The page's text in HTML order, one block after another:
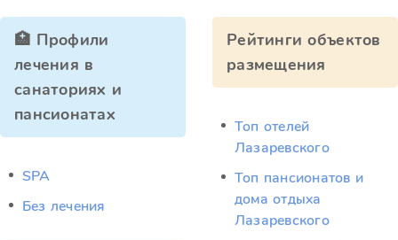
🏥 Профили
лечения в
санаториях и
пансионатах
SPA
Без лечения
Рейтинги объектов
размещения
Топ отелей
Лазаревского
Топ пансионатов и
дома отдыха
Лазаревского